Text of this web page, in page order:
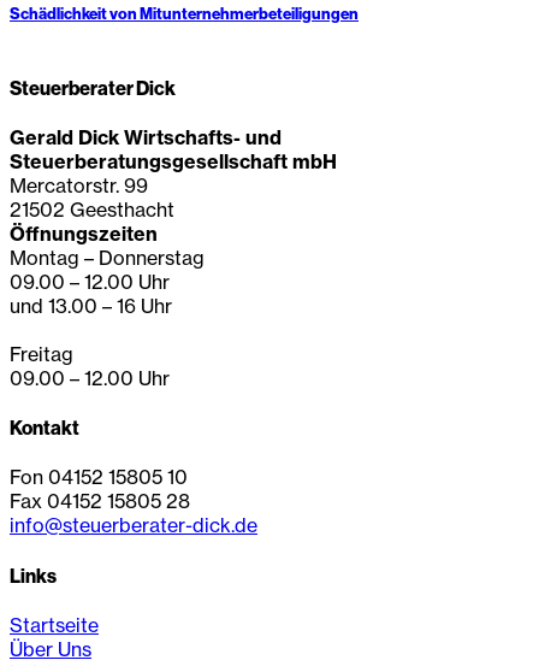
Schädlichkeit von Mitunternehmerbeteiligungen
Steuerberater Dick
Gerald Dick Wirtschafts- und
Steuerberatungsgesellschaft mbH
Mercatorstr. 99
21502 Geesthacht
Öffnungszeiten
Montag – Donnerstag
09.00 – 12.00 Uhr
und 13.00 – 16 Uhr
Freitag
09.00 – 12.00 Uhr
Kontakt
Fon 04152 15805 10
Fax 04152 15805 28
info@steuerberater-dick.de
Links
Startseite
Über Uns